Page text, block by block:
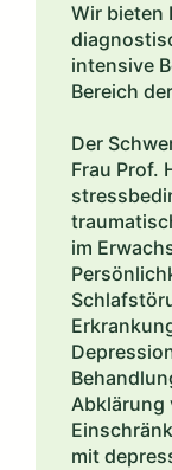
Wir bieten
intensive
Bereich
Der
Frau Prof.
im
Abklärung
mit